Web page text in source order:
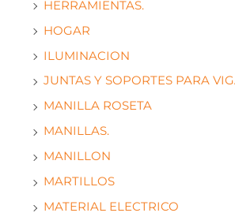
HERRAMIENTAS.
HOGAR
ILUMINACION
JUNTAS Y SOPORTES PARA
MANILLA ROSETA
MANILLAS.
MANILLON
MARTILLOS
MATERIAL ELECTRICO